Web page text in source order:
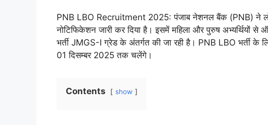
PNB LBO Recruitment 2025: पंजाब नेशनल बैंक (PNB) ने
नोटिफिकेशन जारी कर दिया है। इसमें महिला और पुरुष अभ्यर्थियों
भर्ती JMGS-I ग्रेड के अंतर्गत की जा रही है। PNB LBO भर्ती
01 दिसम्बर 2025 तक चलेंगे।
Contents show